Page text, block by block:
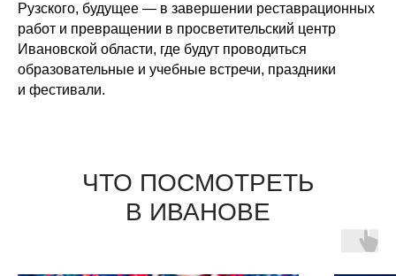
Рузского, будущее — в завершении реставрационных
работ и превращении в просветительский центр
Ивановской области, где будут проводиться
образовательные и учебные встречи, праздники
и фестивали.
ЧТО ПОСМОТРЕТЬ
В ИВАНОВЕ